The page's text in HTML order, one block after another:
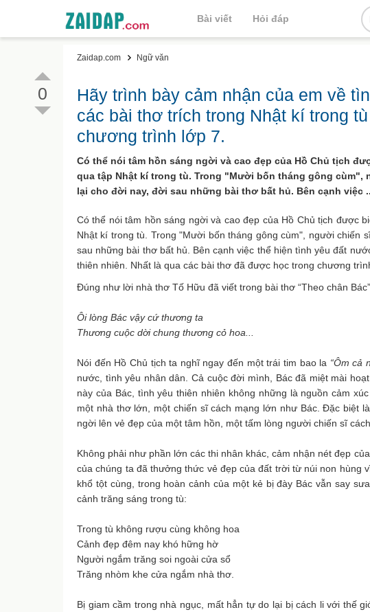
Bài viết Hỏi đáp
Zaidap.com Ngữ văn
Hãy trình bày cảm nhận của em về
các bài thơ trích trong Nhật kí trong
chương trình lớp 7.
Có thể nói tâm hồn sáng ngời và cao đẹp của Hồ Chủ tịch
qua tập Nhật kí trong tù. Trong "Mười bốn tháng gông
lại cho đời nay, đời sau những bài thơ bất hủ. Bên cạnh việc
Có thể nói tâm hồn sáng ngời và cao đẹp của Hồ Chủ tịch được
Nhật kí trong tù. Trong "Mười bốn tháng gông cùm", người chiến
sau những bài thơ bất hủ. Bên cạnh việc thể hiện tình yêu đất
thiên nhiên. Nhất là qua các bài thơ đã được học trong chương
Đúng như lời nhà thơ Tố Hữu đã viết trong bài thơ “Theo chân
Ôi lòng Bác vậy cứ thương ta
Thương cuộc dời chung thương cỏ hoa...
Nói đến Hồ Chủ tịch ta nghĩ ngay đến một trái tim bao la “Ôm cả
nước, tình yêu nhân dân. Cả cuộc đời mình, Bác đã miệt mài
này của Bác, tình yêu thiên nhiên không những là nguồn cảm
một nhà thơ lớn, một chiến sĩ cách mạng lớn như Bác. Đặc biệt
ngời lên vẻ đẹp của một tâm hồn, một tấm lòng người chiến sĩ cách
Không phải như phần lớn các thi nhân khác, cảm nhận nét đẹp
của chúng ta đã thưởng thức vẻ đẹp của đất trời từ núi non hùng
khổ tột cùng, trong hoàn cảnh của một kẻ bị đày Bác vẫn say
cảnh trăng sáng trong tù:
Trong tù không rượu cùng không hoa
Cảnh đẹp đêm nay khó hững hờ
Người ngắm trăng soi ngoài cửa sổ
Trăng nhòm khe cửa ngắm nhà thơ.
Bị giam cầm trong nhà ngục, mất hẳn tự do lại bị cách li với thế
0